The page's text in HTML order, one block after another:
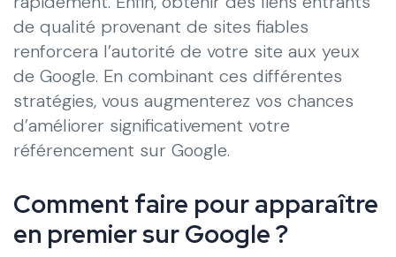
de qualité provenant de sites fiables
renforcera l’autorité de votre site aux yeux
de Google. En combinant ces différentes
stratégies, vous augmenterez vos chances
d’améliorer significativement votre
référencement sur Google.
Comment faire pour apparaître
en premier sur Google ?